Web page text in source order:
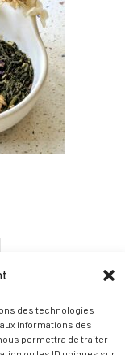
des technologies
informations des
permettra de traiter